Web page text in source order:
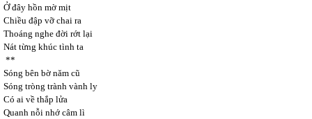
Ở đây hồn mờ mịt
Chiều đập vỡ chai ra
Thoáng nghe đời rớt lại
Nát từng khúc tình ta
**
Sóng bên bờ năm cũ
Sóng tròng trành vành ly
Có ai về thắp lửa
Quanh nỗi nhớ câm lì